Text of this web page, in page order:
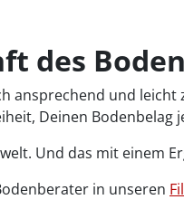
des
und
Deinen
Und das mit einem
in unseren